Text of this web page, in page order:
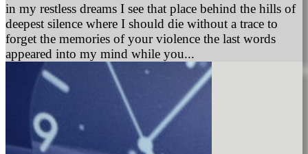
in my restless dreams I see that place behind the hills of
deepest silence where I should die without a trace to
forget the memories of your violence the last words
appeared into my mind while you...